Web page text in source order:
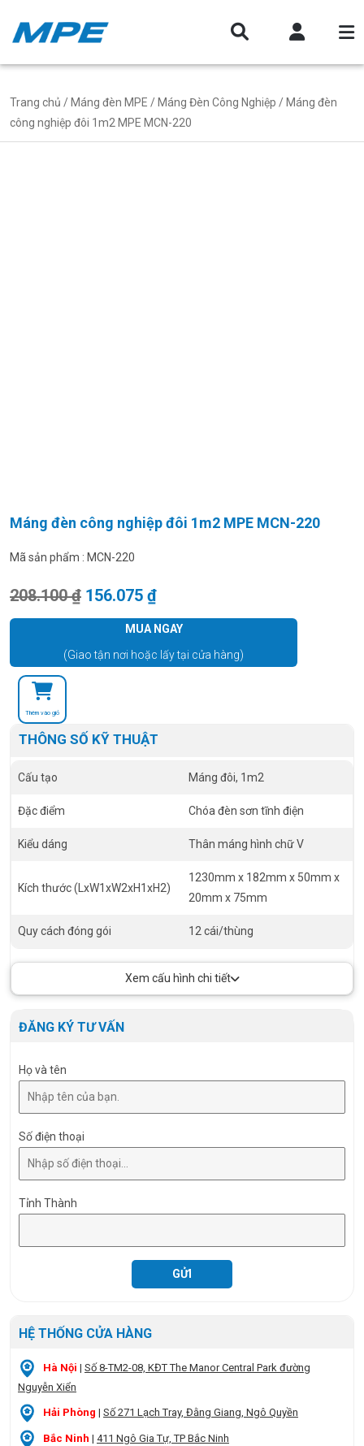
Trang chủ / Máng đèn MPE / Máng Đèn Công Nghiệp / Máng đèn
công nghiệp đôi 1m2 MPE MCN-220
Máng đèn công nghiệp đôi 1m2 MPE MCN-220
Mã sản phẩm : MCN-220
208.100₫ Giá gốc là: 208.100 ₫.
156.075 ₫Giá hiện tại là: 156.075 ₫.
MUA NGAY
(Giao tận nơi hoặc lấy tại cửa hàng)
Thêm vào giỏ
THÔNG SỐ KỸ THUẬT
Cấu tạo Máng đôi, 1m2
Đặc điểm Chóa đèn sơn tĩnh điện
Kiểu dáng Thân máng hình chữ V
Kích thước (LxW1xW2xH1xH2)
1230mm x 182mm x 50mm x
20mm x 75mm
Quy cách đóng gói 12 cái/thùng
Xem cấu hình chi tiết
ĐĂNG KÝ TƯ VẤN
Họ và tên
Số điện thoại
Tỉnh Thành
HỆ THỐNG CỬA HÀNG
Hà Nội | Số 8-TM2-08, KĐT The Manor Central Park đường
Nguyễn Xiển
Hải Phòng | Số 271 Lạch Tray, Đằng Giang, Ngô Quyền
Bắc Ninh | 411 Ngô Gia Tự, TP Bắc Ninh